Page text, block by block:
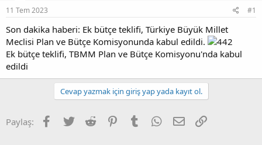
u
b
a
l
a
t
a
g
ı
ç
t
a
h
11 Tem 2023 #1
Son dakika haberi: Ek bütçe teklifi, Türkiye Büyük Millet
Meclisi Plan ve Bütçe Komisyonunda kabul edildi.
Ek bütçe teklifi, TBMM Plan ve Bütçe Komisyonu'nda kabul
edildi
Cevap yazmak için giriş yap yada kayıt ol.
Paylaş: Facebook
Twitter Reddit PinterestTumblr WhatsApp
E-posta